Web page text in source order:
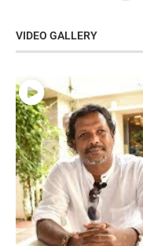
VIDEO GALLERY